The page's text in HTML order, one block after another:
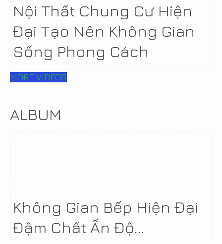
Nội Thất Chung Cư Hiện
Đại Tạo Nên Không Gian
Sống Phong Cách
MORE VIDEOS
ALBUM
Không Gian Bếp Hiện Đại
Đậm Chất Ấn Độ...